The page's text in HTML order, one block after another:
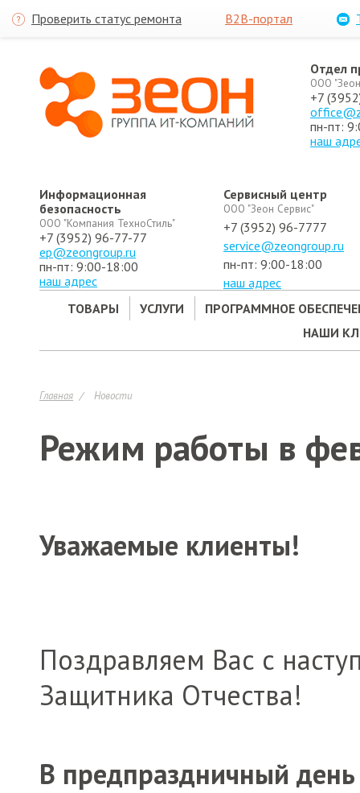
Проверить статус ремонта B2B-портал
Отдел
ООО
+7
пн-пт:
наш
Информационная
безопасность
ООО "Компания ТехноСтиль"
+7 (3952) 96-77-77
ep@zeongroup.ru
пн-пт: 9:00-18:00
наш адрес
Сервисный центр
ООО "Зеон Сервис"
+7 (3952) 96-7777
service@zeongroup.ru
пн-пт: 9:00-18:00
наш адрес
ТОВАРЫ
УСЛУГИ
ПРОГРАММНОЕ
НАШИ
Главная Новости
Режим работы в
Уважаемые клиенты!
Поздравляем Вас с
Защитника Отчества!
В предпраздничный